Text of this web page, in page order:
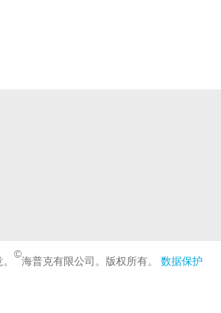
©
海普克有限公司。版权所有。 数据保护